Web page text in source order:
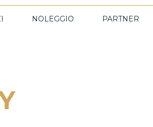
NOLEGGIO
PARTNER